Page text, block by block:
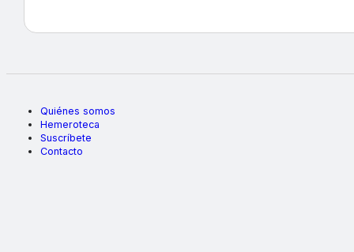
Quiénes somos
Hemeroteca
Suscríbete
Contacto